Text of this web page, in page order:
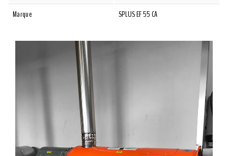
Marque
SPLUS EF 55 CA